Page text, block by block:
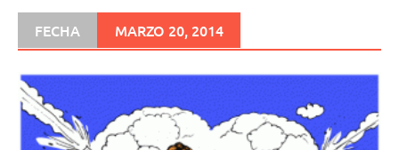
FECHA MARZO 20, 2014